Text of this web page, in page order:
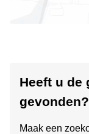
Heeft u de
gevonden?
Maak een